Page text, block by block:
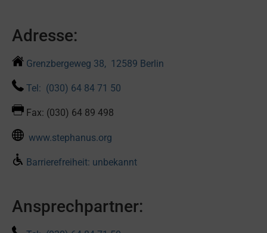
Adresse:
Grenzbergeweg 38, 12589 Berlin
Tel: (030) 64 84 71 50
Fax: (030) 64 89 498
www.stephanus.org
Barrierefreiheit: unbekannt
Ansprechpartner: